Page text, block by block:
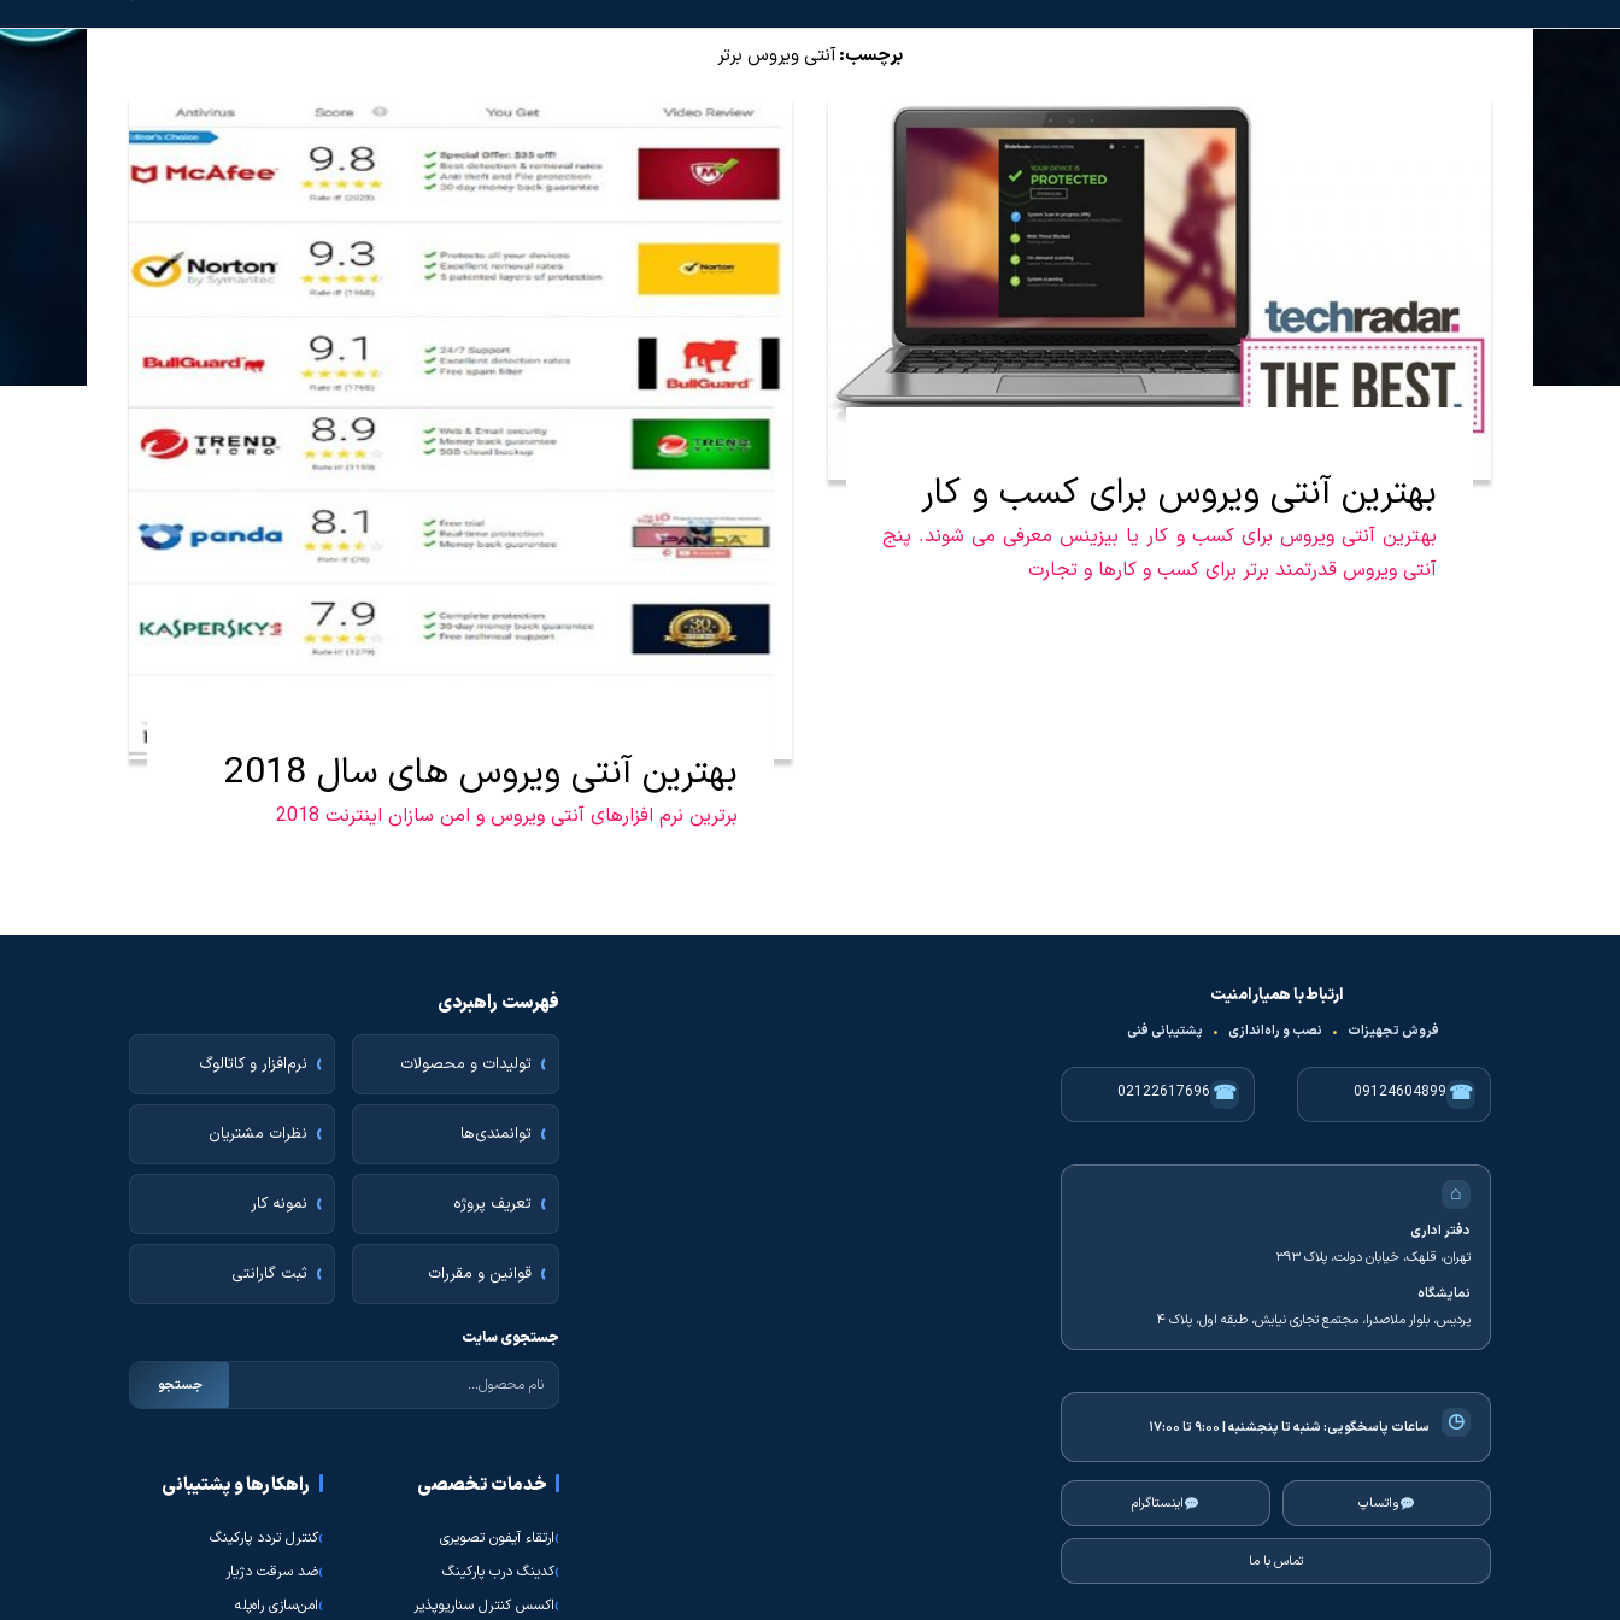
برچسب:آنتی ویروس برتر
بهترین آنتی ویروس برای کسب و کار
بهترین آنتی ویروس برای کسب و کار یا بیزینس معرفی می شوند. پنج
آنتی ویروس قدرتمند برتر برای کسب و کارها و تجارت
بهترین آنتی ویروس های سال 2018
برترین نرم افزارهای آنتی ویروس و امن سازان اینترنت 2018
ارتباط با همیار امنیت
فروش تجهیزات • نصب و راه‌اندازی • پشتیبانی فنی
☎
09124604899
☎
02122617696
⌂
دفتر اداری
تهران، قلهک، خیابان دولت، پلاک ۳۹۳
نمایشگاه
پردیس، بلوار ملاصدرا، مجتمع تجاری نیایش، طبقه اول، پلاک ۴
◷ ساعات پاسخگویی:شنبه تا پنجشنبه | ۹:۰۰ تا ۱۷:۰۰
واتساپ اینستاگرام
تماس با ما
فهرست راهبردی
تولیدات و محصولات نرم‌افزار و کاتالوگ
توانمندی‌ها نظرات مشتریان
تعریف پروژه نمونه کار
قوانین و مقررات ثبت گارانتی
جستجوی سایت
جستجو
خدمات تخصصی
ارتقاء آیفون تصویری
کدینگ درب پارکینگ
اکسس کنترل سناریوپذیر
راهکارها و پشتیبانی
کنترل تردد پارکینگ
ضد سرقت دژیار
امن‌سازی راه‌پله